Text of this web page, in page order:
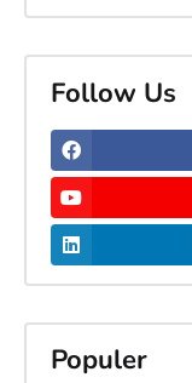
Follow Us
Populer